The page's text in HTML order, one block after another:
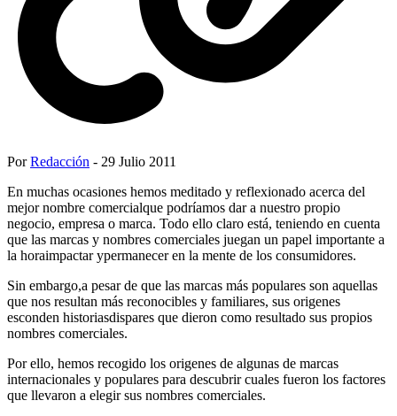
PorRedacción - 29 Julio 2011
En muchas ocasiones hemos meditado y reflexionado acerca del
mejor nombre comercialque podríamos dar a nuestro propio
negocio, empresa o marca. Todo ello claro está, teniendo en cuenta
que las marcas y nombres comerciales juegan un papel importante a
la horaimpactar ypermanecer en la mente de los consumidores.
Sin embargo,a pesar de que las marcas más populares son aquellas
que nos resultan más reconocibles y familiares, sus origenes
esconden historiasdispares que dieron como resultado sus propios
nombres comerciales.
Por ello, hemos recogido los origenes de algunas de marcas
internacionales y populares para descubrir cuales fueron los factores
que llevaron a elegir sus nombres comerciales.